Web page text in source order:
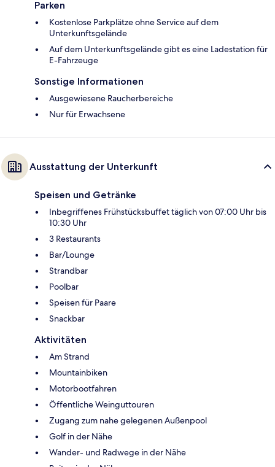
Parken
Kostenlose Parkplätze ohne Service auf dem
Unterkunftsgelände
Auf dem Unterkunftsgelände gibt es eine Ladestation für
E-Fahrzeuge
Sonstige Informationen
Ausgewiesene Raucherbereiche
Nur für Erwachsene
Ausstattung der Unterkunft
Speisen und Getränke
Inbegriffenes Frühstücksbuffet täglich von 07:00 Uhr bis
10:30 Uhr
3 Restaurants
Bar/Lounge
Strandbar
Poolbar
Speisen für Paare
Snackbar
Aktivitäten
Am Strand
Mountainbiken
Motorbootfahren
Öffentliche Weinguttouren
Zugang zum nahe gelegenen Außenpool
Golf in der Nähe
Wander- und Radwege in der Nähe